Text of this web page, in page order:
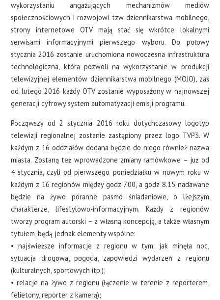
wykorzystaniu angażujących mechanizmów mediów
społecznościowych i rozwojowi tzw dziennikarstwa mobilnego,
strony internetowe OTV mają stać się wkrótce lokalnymi
serwisami informacyjnymi pierwszego wyboru. Do połowy
stycznia 2016 zostanie uruchomiona nowoczesna infrastruktura
technologiczna, która pozwoli na wykorzystanie w produkcji
telewizyjnej elementów dziennikarstwa mobilnego (MOJO), zaś
od lutego 2016 każdy OTV zostanie wyposażony w najnowszej
generacji cyfrowy system automatyzacji emisji programu.
Począwszy od 2 stycznia 2016 roku dotychczasowy logotyp
telewizji regionalnej zostanie zastąpiony przez logo TVP3. W
każdym z 16 oddziałów dodana będzie do niego również nazwa
miasta. Zostaną też wprowadzone zmiany ramówkowe – już od
4 stycznia, czyli od pierwszego poniedziałku w nowym roku w
każdym z 16 regionów między godz 7.00, a godz 8.15 nadawane
będzie na żywo poranne pasmo śniadaniowe, o lżejszym
charakterze, lifestylowo-informacyjnym. Każdy z regionów
tworzy program autorski – z własną koncepcją, a także własnym
tytułem, będą jednak elementy wspólne:
• najświeższe informacje z regionu w tym: jak minęła noc,
sytuacja drogowa, pogoda, zapowiedzi wydarzeń z regionu
(kulturalnych, sportowych itp.);
• relacje na żywo z regionu (łączenie w terenie z reporterem,
felietony, reporter z kamerą);